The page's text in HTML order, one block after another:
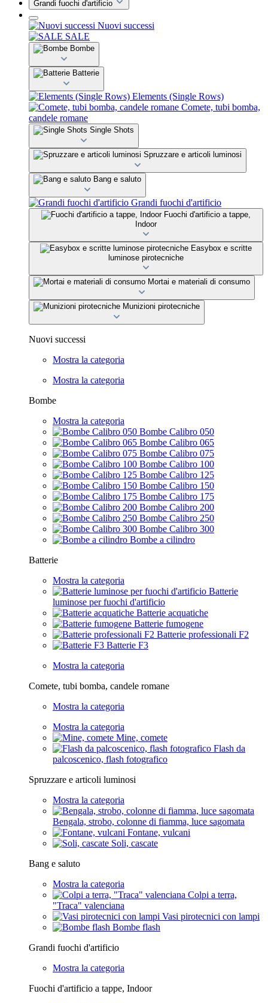
Grandi fuochi d'artificio
Nuovi successi
SALE
Bombe
Batterie
Elements (Single Rows)
Comete, tubi bomba,
candele romane
Single Shots
Spruzzare e articoli luminosi
Bang e saluto
Grandi fuochi d'artificio
Fuochi d'artificio a tappe,
Indoor
Easybox e scritte
luminose pirotecniche
Mortai e materiali di consumo
Munizioni pirotecniche
Nuovi successi
Mostra la categoria
Mostra la categoria
Bombe
Mostra la categoria
Bombe Calibro 050
Bombe Calibro 065
Bombe Calibro 075
Bombe Calibro 100
Bombe Calibro 125
Bombe Calibro 150
Bombe Calibro 175
Bombe Calibro 200
Bombe Calibro 250
Bombe Calibro 300
Bombe a cilindro
Batterie
Mostra la categoria
Batterie
luminose per fuochi d'artificio
Batterie acquatiche
Batterie fumogene
Batterie professionali F2
Batterie F3
Mostra la categoria
Comete, tubi bomba, candele romane
Mostra la categoria
Mostra la categoria
Mine, comete
Flash da
palcoscenico, flash fotografico
Spruzzare e articoli luminosi
Mostra la categoria
Bengala, strobo, colonne di fiamma, luce sagomata
Fontane, vulcani
Soli, cascate
Bang e saluto
Mostra la categoria
Colpi a terra,
"Traca" valenciana
Vasi pirotecnici con lampi
Bombe flash
Grandi fuochi d'artificio
Mostra la categoria
Fuochi d'artificio a tappe, Indoor